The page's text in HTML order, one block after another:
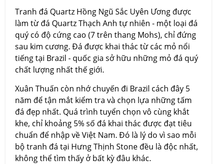
Tranh đá Quartz Hồng Ngũ Sắc Uyên Ương được
làm từ đá Quartz Thạch Anh tự nhiên - một loại đá
quý có độ cứng cao (7 trên thang Mohs), chỉ đứng
sau kim cương. Đá được khai thác từ các mỏ nổi
tiếng tại Brazil - quốc gia sở hữu những mỏ đá quý
chất lượng nhất thế giới.
Xuân Thuấn còn nhớ chuyến đi Brazil cách đây 5
năm để tận mắt kiểm tra và chọn lựa những tấm
đá đẹp nhất. Quá trình tuyển chọn vô cùng khắt
khe, chỉ khoảng 5% số đá khai thác được đạt tiêu
chuẩn để nhập về Việt Nam. Đó là lý do vì sao mỗi
bộ tranh đá tại Hưng Thịnh Stone đều là độc nhất,
không thể tìm thấy ở bất kỳ đâu khác.